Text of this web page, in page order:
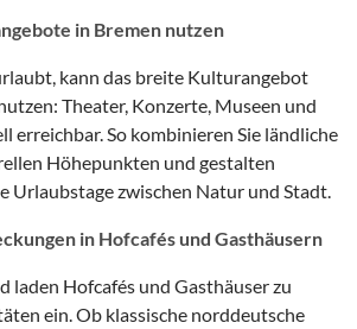
in Bremen nutzen
kann das breite Kulturangebot
Theater, Konzerte, Museen und
erreichbar. So kombinieren Sie ländliche
Höhepunkten und gestalten
Urlaubstage zwischen Natur und Stadt.
in Hofcafés und Gasthäusern
laden Hofcafés und Gasthäuser zu
ein. Ob klassische norddeutsche